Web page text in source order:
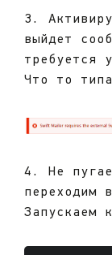
3.
выйдет
требуется
Что то
4. Не
переходим
Запускаем